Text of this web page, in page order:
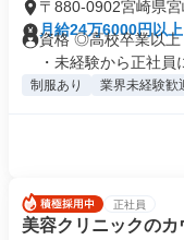
〒880-0902宮崎県
月給24万6000円以上
資格 ◎高校卒業以
・未経験から正社員
制服あり 業界未経験歓
正社員
美容クリニックのカ